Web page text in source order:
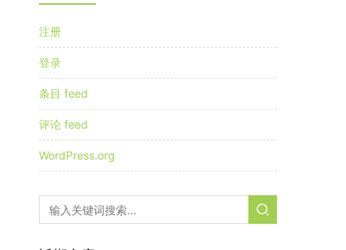
注册
登录
条目 feed
评论 feed
WordPress.org